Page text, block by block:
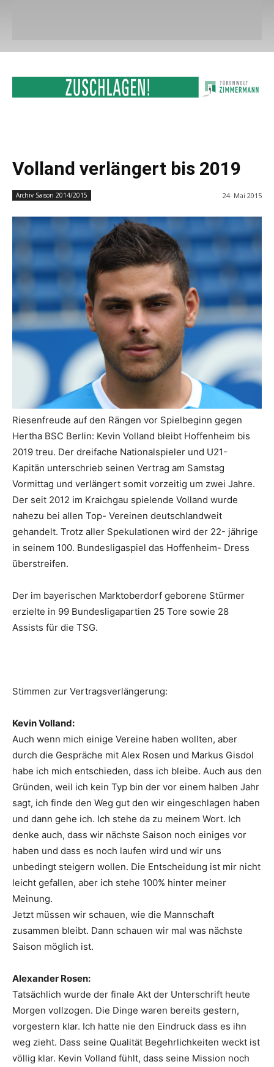
Volland verlängert bis 2019
Archiv Saison 2014/2015 24. Mai 2015
Riesenfreude auf den Rängen vor Spielbeginn gegen
Hertha BSC Berlin: Kevin Volland bleibt Hoffenheim bis
2019 treu. Der dreifache Nationalspieler und U21-
Kapitän unterschrieb seinen Vertrag am Samstag
Vormittag und verlängert somit vorzeitig um zwei Jahre.
Der seit 2012 im Kraichgau spielende Volland wurde
nahezu bei allen Top- Vereinen deutschlandweit
gehandelt. Trotz aller Spekulationen wird der 22- jährige
in seinem 100. Bundesligaspiel das Hoffenheim- Dress
überstreifen.
Der im bayerischen Marktoberdorf geborene Stürmer
erzielte in 99 Bundesligapartien 25 Tore sowie 28
Assists für die TSG.
Stimmen zur Vertragsverlängerung:
Kevin Volland:
Auch wenn mich einige Vereine haben wollten, aber
durch die Gespräche mit Alex Rosen und Markus Gisdol
habe ich mich entschieden, dass ich bleibe. Auch aus den
Gründen, weil ich kein Typ bin der vor einem halben Jahr
sagt, ich finde den Weg gut den wir eingeschlagen haben
und dann gehe ich. Ich stehe da zu meinem Wort. Ich
denke auch, dass wir nächste Saison noch einiges vor
haben und dass es noch laufen wird und wir uns
unbedingt steigern wollen. Die Entscheidung ist mir nicht
leicht gefallen, aber ich stehe 100% hinter meiner
Meinung.
Jetzt müssen wir schauen, wie die Mannschaft
zusammen bleibt. Dann schauen wir mal was nächste
Saison möglich ist.
Alexander Rosen:
Tatsächlich wurde der finale Akt der Unterschrift heute
Morgen vollzogen. Die Dinge waren bereits gestern,
vorgestern klar. Ich hatte nie den Eindruck dass es ihn
weg zieht. Dass seine Qualität Begehrlichkeiten weckt ist
völlig klar. Kevin Volland fühlt, dass seine Mission noch